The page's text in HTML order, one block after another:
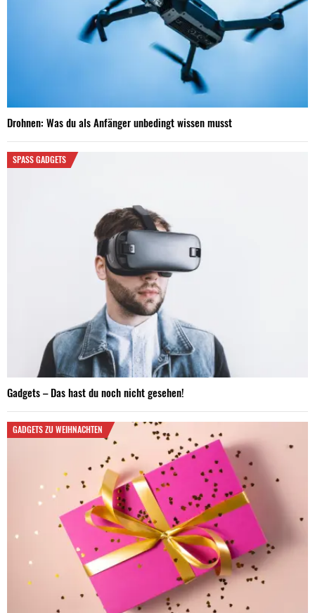
Drohnen: Was du als Anfänger unbedingt wissen musst
SPASS GADGETS
Gadgets – Das hast du noch nicht gesehen!
GADGETS ZU WEIHNACHTEN